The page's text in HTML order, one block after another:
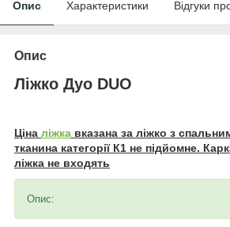
Опис Характеристики Відгуки
Опис
Ліжко Дуо DUO
Ціна ліжка вказана за ліжко з
тканина категорії К1 не підйомне.
ліжка не входять
Опис: